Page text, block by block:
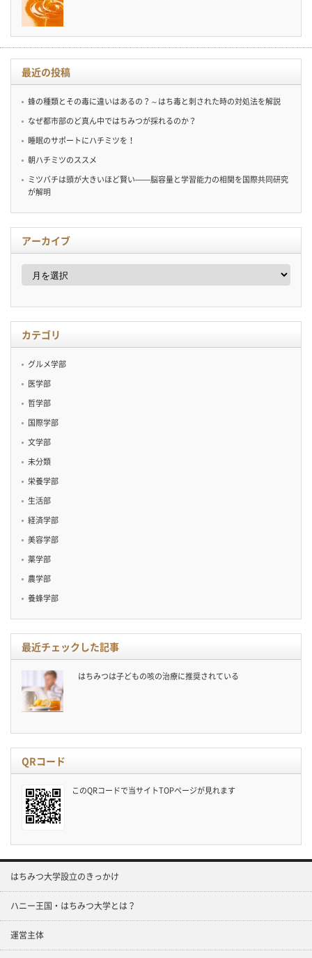
最近の投稿
蜂の種類とその毒に違いはあるの？～はち毒と刺された時の対処法を解説
なぜ都市部のど真ん中ではちみつが採れるのか？
睡眠のサポートにハチミツを！
朝ハチミツのススメ
ミツバチは頭が大きいほど賢い——脳容量と学習能力の相関を国際共同研究
が解明
アーカイブ
ア
イ
カテゴリ
グルメ学部
医学部
哲学部
国際学部
文学部
未分類
栄養学部
生活部
経済学部
美容学部
薬学部
農学部
養蜂学部
最近チェックした記事
はちみつは子どもの咳の治療に推奨されている
QRコード
このQRコードで当サイトTOPページが見れます
はちみつ大学設立のきっかけ
ハニー王国・はちみつ大学とは？
運営主体